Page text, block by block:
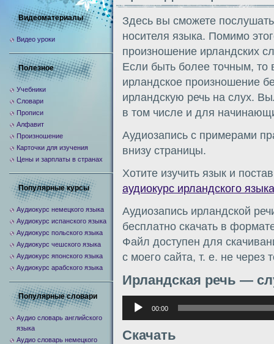
Здесь вы сможете послушать
носителя языка. Помимо
произношение ирландских
Если быть более точным, то
ирландское произношение
ирландскую речь на слух.
в том числе и для
Аудиозапись с примерами
внизу страницы.
Хотите изучить язык и
аудиокурс ирландского языка
Аудиозапись ирландской
бесплатно скачать в
Файл доступен для
с моего сайта, т. е. не через
Ирландская речь —
Аудиоплеер
00:00
Скачать
Видеоматериалы
Видео уроки
Полезное
Учебники
Словари
Прописи
Алфавит
Произношение
Карточки для изучения
Цены и зарплаты в странах
Популярные курсы
Аудиокурс немецкого языка
Аудиокурс испанского языка
Аудиокурс польского языка
Аудиокурс чешского языка
Аудиокурс японского языка
Аудиокурс арабского языка
Популярные словари
Аудио словарь английского
языка
Аудио словарь немецкого